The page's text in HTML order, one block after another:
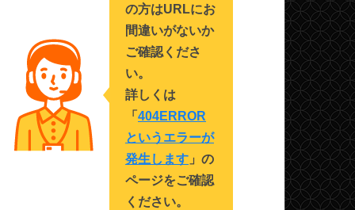
の方はURLにお
間違いがないか
ご確認くださ
い。
詳しくは
「 404ERROR
というエラーが
発生します 」の
ページをご確認
ください。